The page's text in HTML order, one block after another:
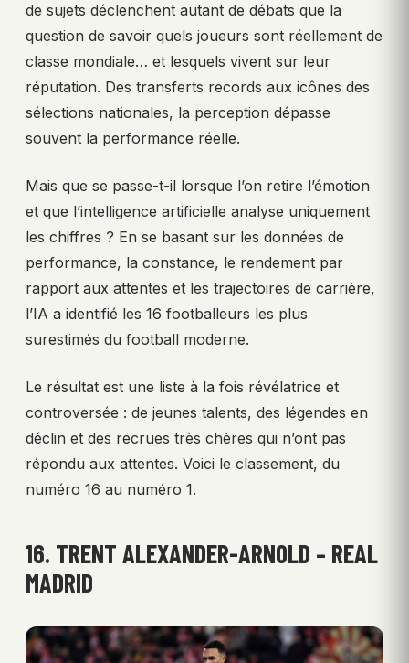
de sujets déclenchent autant de débats que la
question de savoir quels joueurs sont réellement de
classe mondiale… et lesquels vivent sur leur
réputation. Des transferts records aux icônes des
sélections nationales, la perception dépasse
souvent la performance réelle.
Mais que se passe-t-il lorsque l’on retire l’émotion
et que l’intelligence artificielle analyse uniquement
les chiffres ? En se basant sur les données de
performance, la constance, le rendement par
rapport aux attentes et les trajectoires de carrière,
l’IA a identifié les 16 footballeurs les plus
surestimés du football moderne.
Le résultat est une liste à la fois révélatrice et
controversée : de jeunes talents, des légendes en
déclin et des recrues très chères qui n’ont pas
répondu aux attentes. Voici le classement, du
numéro 16 au numéro 1.
16. TRENT ALEXANDER-ARNOLD – REAL
MADRID